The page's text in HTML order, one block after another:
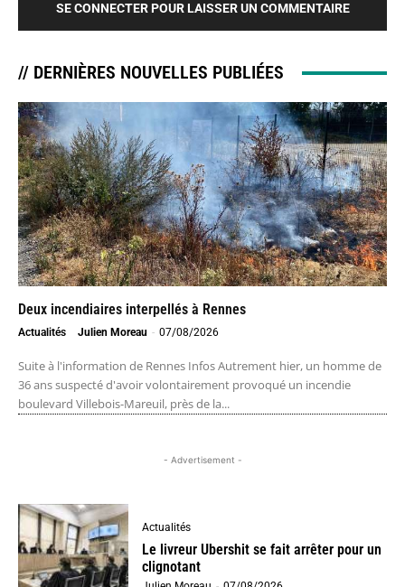
SE CONNECTER POUR LAISSER UN COMMENTAIRE
// DERNIÈRES NOUVELLES PUBLIÉES
Deux incendiaires interpellés à Rennes
Actualités Julien Moreau - 07/08/2026
Suite à l'information de Rennes Infos Autrement hier, un homme de
36 ans suspecté d'avoir volontairement provoqué un incendie
boulevard Villebois-Mareuil, près de la...
- Advertisement -
Actualités
Le livreur Ubershit se fait arrêter pour un
clignotant